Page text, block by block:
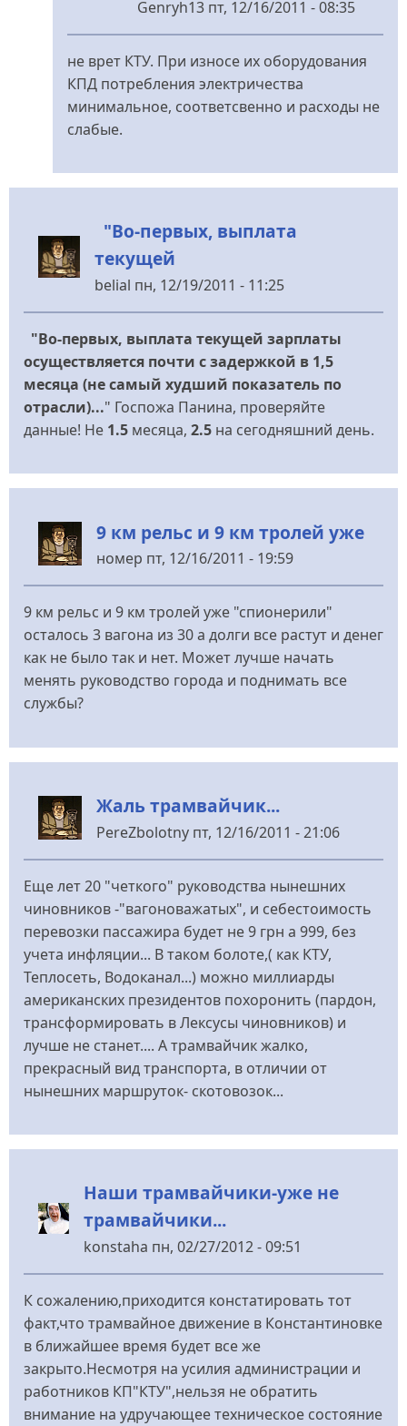
Genryh13 пт, 12/16/2011 - 08:35
У
відповідь
до
Меланченко
не врет КТУ. При износе их оборудования
КПД потребления электричества
минимальное, соответсвенно и расходы не
слабые.
"Во-первых, выплата
текущей
belial пн, 12/19/2011 - 11:25
"Во-первых, выплата текущей зарплаты
осуществляется почти с задержкой в 1,5
месяца (не самый худший показатель по
отрасли)..." Госпожа Панина, проверяйте
данные! Не 1.5 месяца, 2.5 на сегодняшний день.
9 км рельс и 9 км тролей уже
номер пт, 12/16/2011 - 19:59
9 км рельс и 9 км тролей уже "спионерили"
осталось 3 вагона из 30 а долги все растут и денег
как не было так и нет. Может лучше начать
менять руководство города и поднимать все
службы?
Жаль трамвайчик...
PereZbolotny пт, 12/16/2011 - 21:06
Еще лет 20 "четкого" руководства нынешних
чиновников -"вагоноважатых", и себестоимость
перевозки пассажира будет не 9 грн а 999, без
учета инфляции... В таком болоте,( как КТУ,
Теплосеть, Водоканал...) можно миллиарды
американских президентов похоронить (пардон,
трансформировать в Лексусы чиновников) и
лучше не станет.... А трамвайчик жалко,
прекрасный вид транспорта, в отличии от
нынешних маршруток- скотовозок...
Наши трамвайчики-уже не
трамвайчики...
konstaha пн, 02/27/2012 - 09:51
К сожалению,приходится констатировать тот
факт,что трамвайное движение в Константиновке
в ближайшее время будет все же
закрыто.Несмотря на усилия администрации и
работников КП"КТУ",нельзя не обратить
внимание на удручающее техническое состояние